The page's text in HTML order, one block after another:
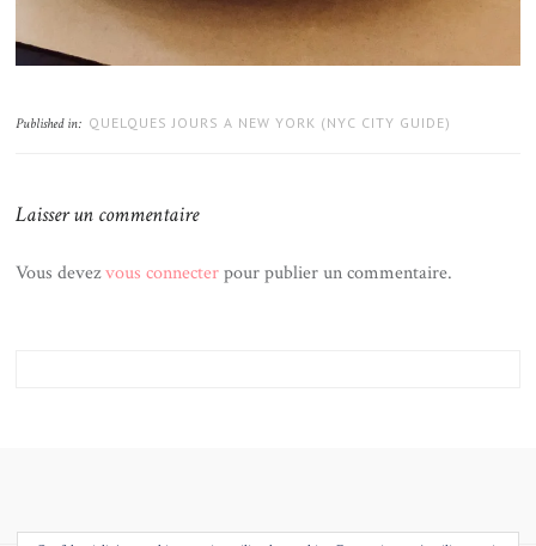
Published in: QUELQUES JOURS A NEW YORK (NYC CITY GUIDE)
Laisser un commentaire
Vous devezvous connecterpour publier un commentaire.